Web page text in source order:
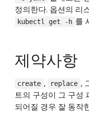
정의한다. 옵션의 리
kubectl get -h 를
제약사항
create , replace ,
트의 구성이 그 구성
되어질 경우 잘 동작